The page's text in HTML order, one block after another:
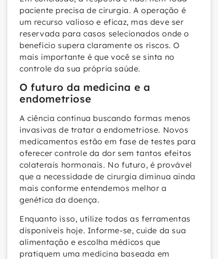
paciente precisa de cirurgia. A operação é
um recurso valioso e eficaz, mas deve ser
reservada para casos selecionados onde o
benefício supera claramente os riscos. O
mais importante é que você se sinta no
controle da sua própria saúde.
O futuro da medicina e a
endometriose
A ciência continua buscando formas menos
invasivas de tratar a endometriose. Novos
medicamentos estão em fase de testes para
oferecer controle da dor sem tantos efeitos
colaterais hormonais. No futuro, é provável
que a necessidade de cirurgia diminua ainda
mais conforme entendemos melhor a
genética da doença.
Enquanto isso, utilize todas as ferramentas
disponíveis hoje. Informe-se, cuide da sua
alimentação e escolha médicos que
pratiquem uma medicina baseada em